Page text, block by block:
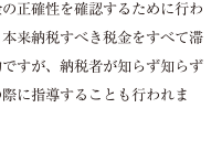
正確性を確認するために行わ
来納税すべき税金をすべて滞
すが、納税者が知らず知らず
に指導することも行われま